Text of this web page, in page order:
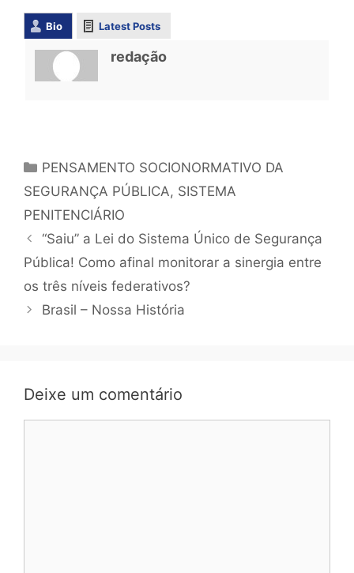
Bio Latest Posts
redação
PENSAMENTO SOCIONORMATIVO DA
SEGURANÇA PÚBLICA, SISTEMA
PENITENCIÁRIO
“Saiu” a Lei do Sistema Único de Segurança
Pública! Como afinal monitorar a sinergia entre
os três níveis federativos?
Brasil – Nossa História
Deixe um comentário